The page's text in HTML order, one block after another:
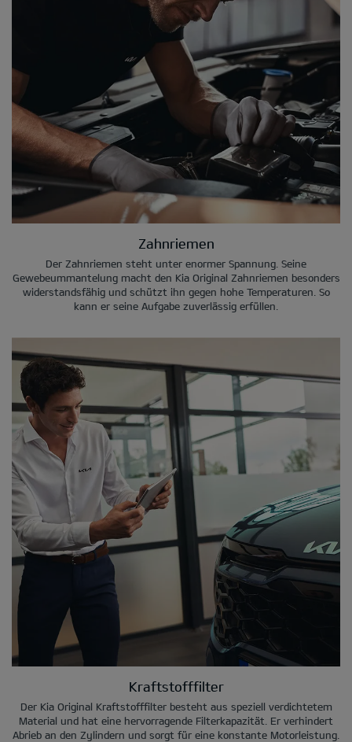
Zahnriemen
Der Zahnriemen steht unter enormer Spannung. Seine
Gewebeummantelung macht den Kia Original Zahnriemen besonders
widerstandsfähig und schützt ihn gegen hohe Temperaturen. So
kann er seine Aufgabe zuverlässig erfüllen.
Kraftstofffilter
Der Kia Original Kraftstofffilter besteht aus speziell verdichtetem
Material und hat eine hervorragende Filterkapazität. Er verhindert
Abrieb an den Zylindern und sorgt für eine konstante Motorleistung.